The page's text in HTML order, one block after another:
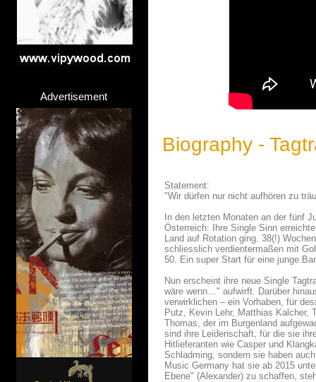
Advertisement
Biography -
Statement:
"Wir dürfen nur nicht aufhören zu
In den letzten Monaten an der fünf
Österreich: Ihre Single Sinn
Land auf Rotation ging. 38(!)
schliesslich verdientermaßen mit
50. Ein super Start für eine junge
Nun erscheint ihre neue Single
wäre wenn…" aufwirft. Darüber
verwirklichen – ein Vorhaben, für
Putz, Kevin Lehr, Matthias Kalcher,
Thomas, der im Burgenland
sind ihre Leidenschaft, für die sie
Hitlieferanten wie Casper und
Schladming, sondern sie haben
Music Germany hat sie ab 2015
Ebene" (Alexander) zu schaffen,